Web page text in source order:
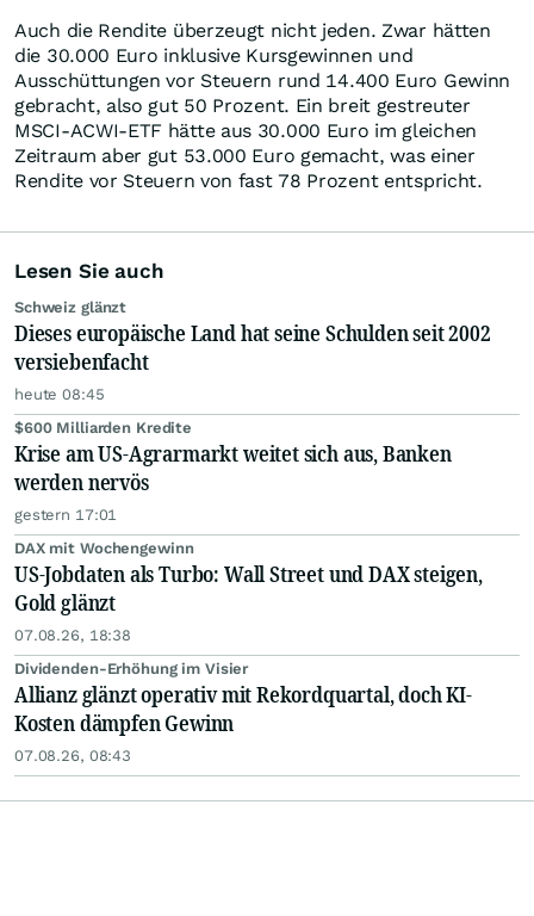
Auch die Rendite überzeugt nicht jeden. Zwar hätten
die 30.000 Euro inklusive Kursgewinnen und
Ausschüttungen vor Steuern rund 14.400 Euro Gewinn
gebracht, also gut 50 Prozent. Ein breit gestreuter
MSCI-ACWI-ETF hätte aus 30.000 Euro im gleichen
Zeitraum aber gut 53.000 Euro gemacht, was einer
Rendite vor Steuern von fast 78 Prozent entspricht.
Lesen Sie auch
Schweiz glänzt
Dieses europäische Land hat seine Schulden seit 2002
versiebenfacht
heute 08:45
$600 Milliarden Kredite
Krise am US-Agrarmarkt weitet sich aus, Banken
werden nervös
gestern 17:01
DAX mit Wochengewinn
US-Jobdaten als Turbo: Wall Street und DAX steigen,
Gold glänzt
07.08.26, 18:38
Dividenden-Erhöhung im Visier
Allianz glänzt operativ mit Rekordquartal, doch KI-
Kosten dämpfen Gewinn
07.08.26, 08:43